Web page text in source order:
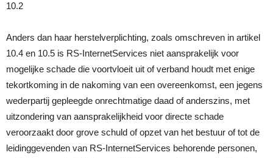
10.2
Anders dan haar herstelverplichting, zoals omschreven in artikel
10.4 en 10.5 is RS-InternetServices niet aansprakelijk voor
mogelijke schade die voortvloeit uit of verband houdt met enige
tekortkoming in de nakoming van een overeenkomst, een jegens
wederpartij gepleegde onrechtmatige daad of anderszins, met
uitzondering van aansprakelijkheid voor directe schade
veroorzaakt door grove schuld of opzet van het bestuur of tot de
leidinggevenden van RS-InternetServices behorende personen,